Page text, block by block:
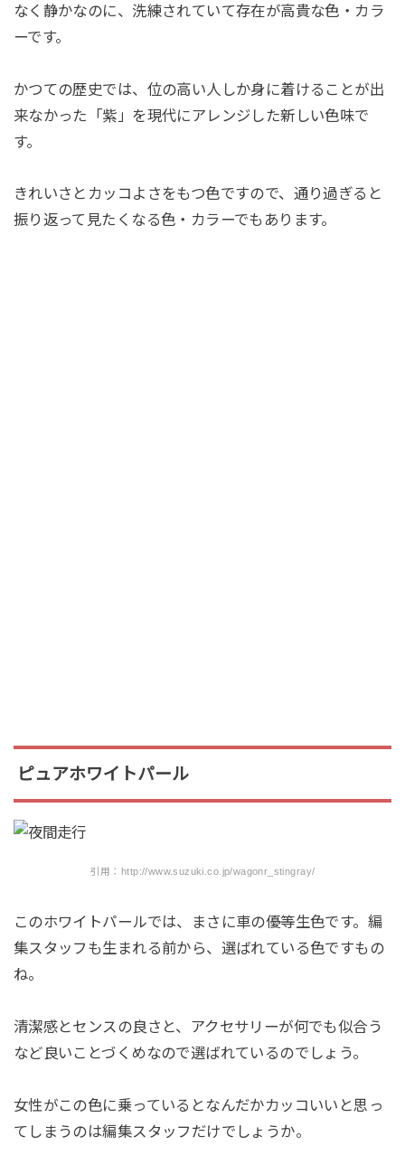
なく静かなのに、洗練されていて存在が高貴な色・カラ
ーです。
かつての歴史では、位の高い人しか身に着けることが出
来なかった「紫」を現代にアレンジした新しい色味で
す。
きれいさとカッコよさをもつ色ですので、通り過ぎると
振り返って見たくなる色・カラーでもあります。
ピュアホワイトパール
引用：http://www.suzuki.co.jp/wagonr_stingray/
このホワイトパールでは、まさに車の優等生色です。編
集スタッフも生まれる前から、選ばれている色ですもの
ね。
清潔感とセンスの良さと、アクセサリーが何でも似合う
など良いことづくめなので選ばれているのでしょう。
女性がこの色に乗っているとなんだかカッコいいと思っ
てしまうのは編集スタッフだけでしょうか。